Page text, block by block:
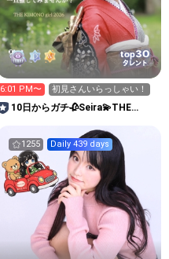
top30
タレント
6:01 PM〜 初見さんいらっしゃい！
10日からガチ🥀Seira💫THE
1255 Daily 439 days